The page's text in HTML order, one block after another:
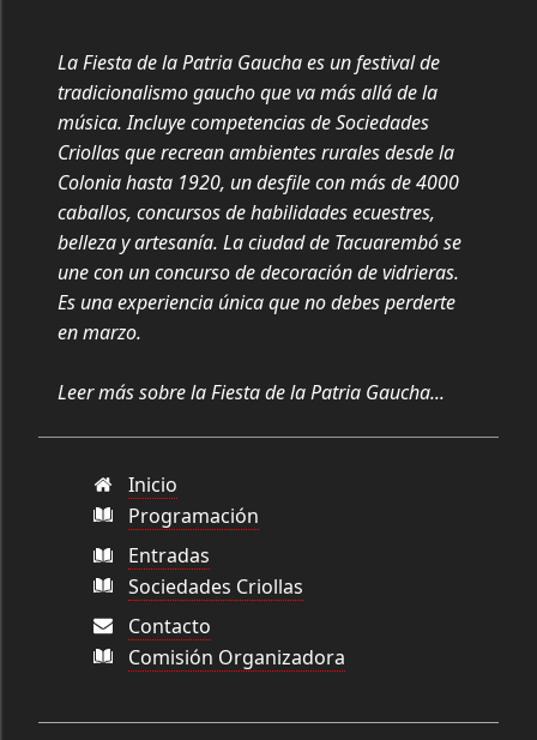
La Fiesta de la Patria Gaucha es un festival de
tradicionalismo gaucho que va más allá de la
música. Incluye competencias de Sociedades
Criollas que recrean ambientes rurales desde la
Colonia hasta 1920, un desfile con más de 4000
caballos, concursos de habilidades ecuestres,
belleza y artesanía. La ciudad de Tacuarembó se
une con un concurso de decoración de vidrieras.
Es una experiencia única que no debes perderte
en marzo.
Leer más sobre la Fiesta de la Patria Gaucha...
Inicio
Programación
Entradas
Sociedades Criollas
Contacto
Comisión Organizadora